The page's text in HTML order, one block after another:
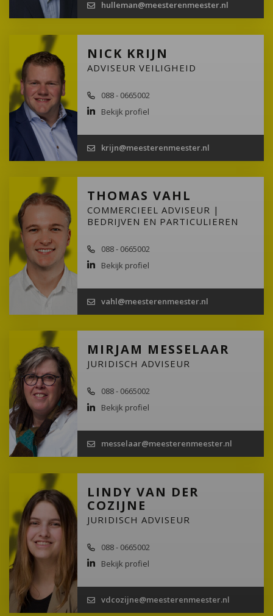
hulleman@meesterenmeester.nl
NICK KRIJN
ADVISEUR VEILIGHEID
088 - 0665002
Bekijk profiel
krijn@meesterenmeester.nl
THOMAS VAHL
COMMERCIEEL ADVISEUR |
BEDRIJVEN EN PARTICULIEREN
088 - 0665002
Bekijk profiel
vahl@meesterenmeester.nl
MIRJAM MESSELAAR
JURIDISCH ADVISEUR
088 - 0665002
Bekijk profiel
messelaar@meesterenmeester.nl
LINDY VAN DER
COZIJNE
JURIDISCH ADVISEUR
088 - 0665002
Bekijk profiel
vdcozijne@meesterenmeester.nl